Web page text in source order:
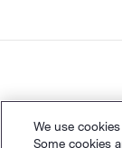
We use
Some cookies